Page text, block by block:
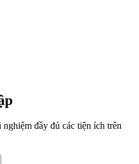
đầy đủ các tiện ích trên